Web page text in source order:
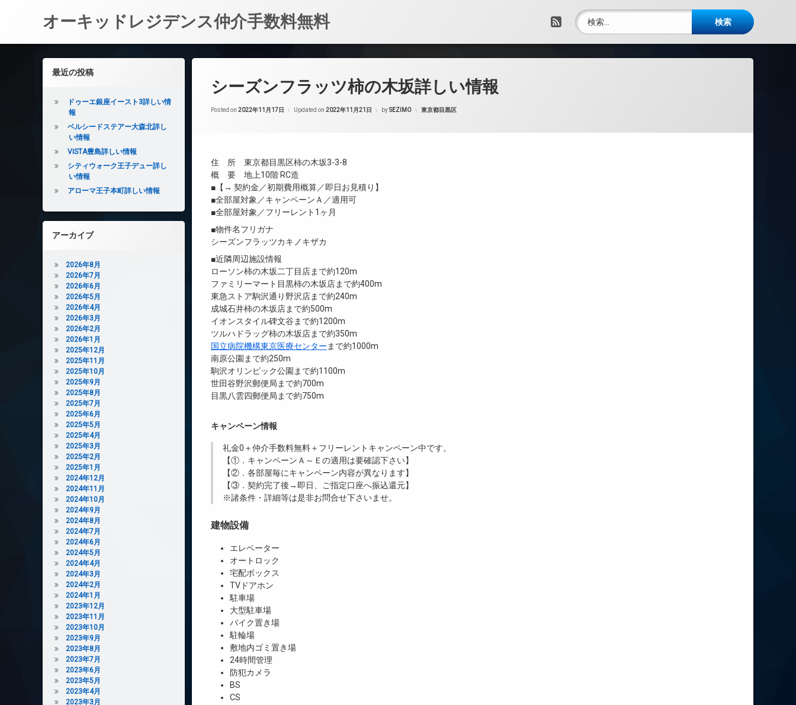
オーキッドレジデンス仲介手数料無料 RSS
検索:
シーズンフラッツ柿の木坂詳しい情報
Posted on 2022年11月17日 Updated on 2022年11月21日 bySEZIMO カテゴリー:
東京都目黒区
住 所 東京都目黒区柿の木坂3-3-8
概 要 地上10階 RC造
■【→ 契約金／初期費用概算／即日お見積り】
■全部屋対象／キャンペーンＡ／適用可
■全部屋対象／フリーレント1ヶ月
■物件名フリガナ
シーズンフラッツカキノキザカ
■近隣周辺施設情報
ローソン柿の木坂二丁目店まで約120m
ファミリーマート目黒柿の木坂店まで約400m
東急ストア駒沢通り野沢店まで約240m
成城石井柿の木坂店まで約500m
イオンスタイル碑文谷まで約1200m
ツルハドラッグ柿の木坂店まで約350m
国立病院機構東京医療センター まで約1000m
南原公園まで約250m
駒沢オリンピック公園まで約1100m
世田谷野沢郵便局まで約700m
目黒八雲四郵便局まで約750m
キャンペーン情報
礼金0 ＋仲介手数料無料＋ フリーレント キャンペーン中です。
【①．キャンペーンＡ～Ｅの適用は要確認下さい】
【②．各部屋毎にキャンペーン内容が異なります】
【③．契約完了後→即日、ご指定口座へ振込還元】
※諸条件・詳細等は是非お問合せ下さいませ。
建物設備
エレベーター
オートロック
宅配ボックス
TVドアホン
駐車場
大型駐車場
バイク置き場
駐輪場
敷地内ゴミ置き場
24時間管理
防犯カメラ
BS
CS
左サイドバー
最近の投稿
ドゥーエ銀座イースト3詳しい情
報
ベルシードステアー大森北詳し
い情報
VISTA豊島詳しい情報
シティウォーク王子デュー詳し
い情報
アローマ王子本町詳しい情報
アーカイブ
2026年8月
2026年7月
2026年6月
2026年5月
2026年4月
2026年3月
2026年2月
2026年1月
2025年12月
2025年11月
2025年10月
2025年9月
2025年8月
2025年7月
2025年6月
2025年5月
2025年4月
2025年3月
2025年2月
2025年1月
2024年12月
2024年11月
2024年10月
2024年9月
2024年8月
2024年7月
2024年6月
2024年5月
2024年4月
2024年3月
2024年2月
2024年1月
2023年12月
2023年11月
2023年10月
2023年9月
2023年8月
2023年7月
2023年6月
2023年5月
2023年4月
2023年3月